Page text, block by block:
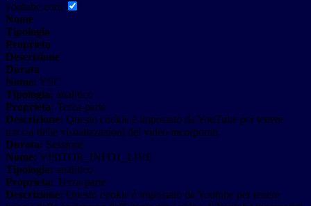
youtube.com
Nome
Tipologia
Proprieta
Descrizione
Durata
Nome: YSC
Tipologia: analitico
Proprieta: Terza-parte
Descrizione: Questo cookie è impostato da YouTube per tenere
traccia delle visualizzazioni dei video incorporati.
Durata: Sessione
Nome: VISITOR_INFO1_LIVE
Tipologia: analitico
Proprieta: Terza-parte
Descrizione: Questo cookie è impostato da Youtube per tenere